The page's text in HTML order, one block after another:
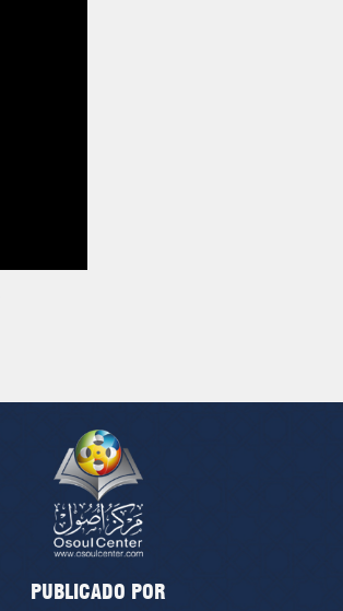
PUBLICADO POR